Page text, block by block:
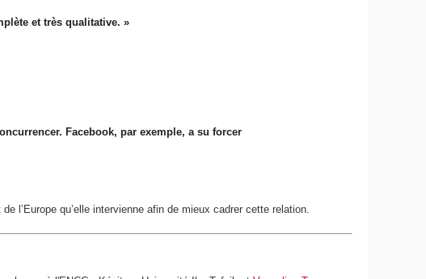
et très qualitative. »
Facebook, par exemple, a su forcer
l’Europe qu’elle intervienne afin de mieux cadrer cette relation.